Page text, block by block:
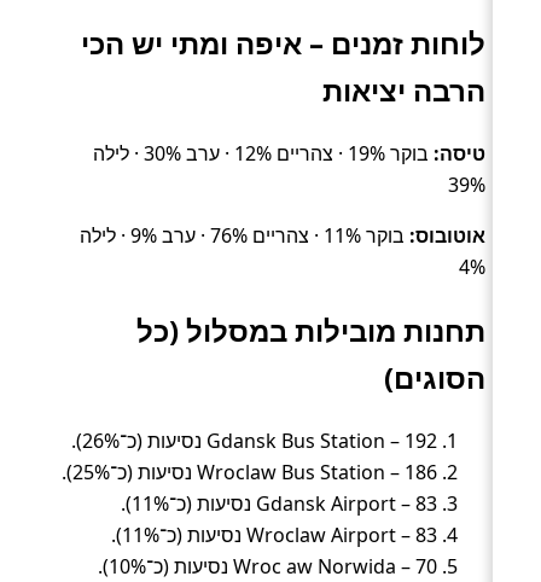
לוחות זמנים – איפה ומתי יש הכי
הרבה יציאות
טיסה:
בוקר 19% · צהריים 12% · ערב 30% · לילה
39%
אוטובוס:
בוקר 11% · צהריים 76% · ערב 9% · לילה
4%
תחנות מובילות במסלול (כל
הסוגים)
Gdansk Bus Station – 192 נסיעות (כ־26%).
Wroclaw Bus Station – 186 נסיעות (כ־25%).
Gdansk Airport – 83 נסיעות (כ־11%).
Wroclaw Airport – 83 נסיעות (כ־11%).
Wroc aw Norwida – 70 נסיעות (כ־10%).